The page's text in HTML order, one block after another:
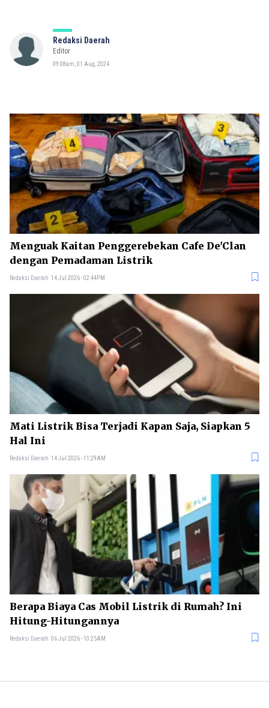
Redaksi Daerah
Editor
09:08am, 01 Aug, 2024
Menguak Kaitan Penggerebekan Cafe De'Clan
dengan Pemadaman Listrik
Redaksi Daerah 14 Jul 2026 - 02:44PM
Mati Listrik Bisa Terjadi Kapan Saja, Siapkan 5
Hal Ini
Redaksi Daerah 14 Jul 2026 - 11:29AM
Berapa Biaya Cas Mobil Listrik di Rumah? Ini
Hitung-Hitungannya
Redaksi Daerah 06 Jul 2026 - 10:25AM